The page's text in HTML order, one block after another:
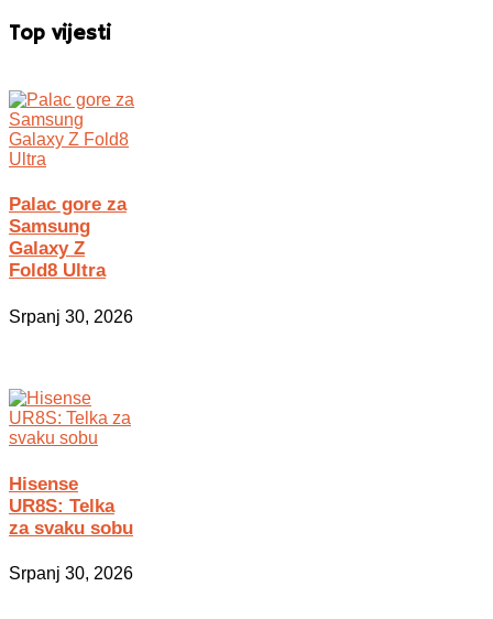
Top vijesti
Palac gore za
Samsung
Galaxy Z
Fold8 Ultra
Srpanj 30, 2026
Hisense
UR8S: Telka
za svaku sobu
Srpanj 30, 2026